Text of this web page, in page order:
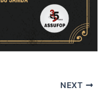
NEXT